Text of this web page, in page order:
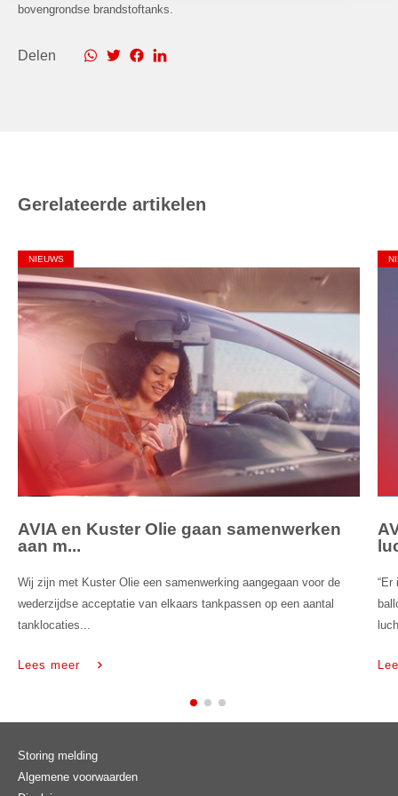
bovengrondse brandstoftanks.
Delen
Gerelateerde artikelen
NIEUWS
AVIA en Kuster Olie gaan samenwerken
aan m...
Wij zijn met Kuster Olie een samenwerking aangegaan voor de
wederzijdse acceptatie van elkaars tankpassen op een aantal
tanklocaties...
Lees meer
“Er
Storing melding
Algemene voorwaarden